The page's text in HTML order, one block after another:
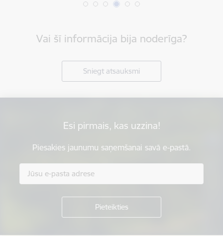
Vai šī informācija bija noderīga?
Sniegt atsauksmi
Esi pirmais, kas uzzina!
Piesakies jaunumu saņemšanai savā e-pastā.